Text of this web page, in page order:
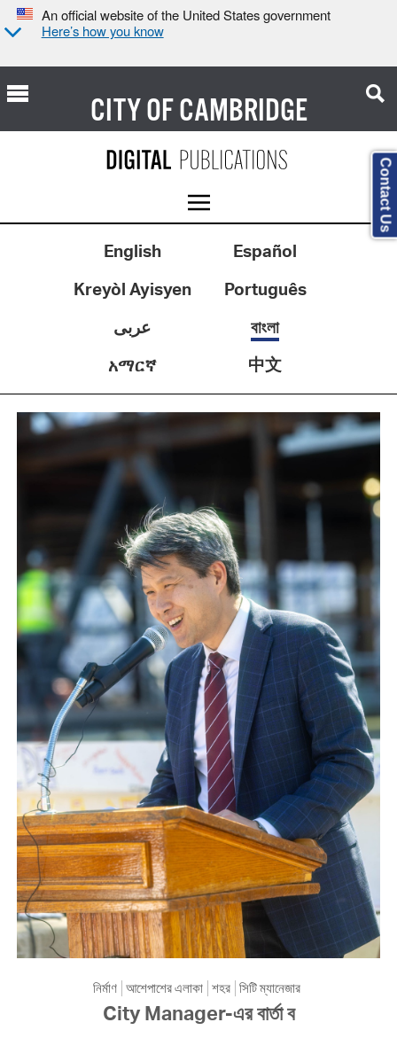
An official website of the United States government
Here’s how you know
CITY OFCAMBRIDGE
English
Español
Kreyòl Ayisyen
Português
عربى
বাংলা
አማርኛ
中文
নির্মাণ আশেপাশের এলাকা শহর সিটি ম্যানেজার
City Manager-এর বার্তা ব
Contact Us